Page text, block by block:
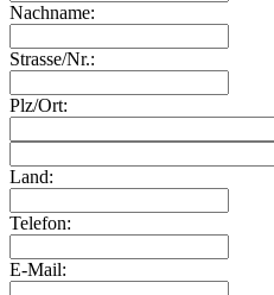
Nachname:
Strasse/Nr.:
Plz/Ort:
Land:
Telefon:
E-Mail: